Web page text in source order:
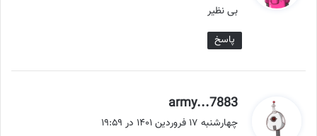
:
بی نظیر
پاسخ
army...7883
ف
چهارشنبه ۱۷ فروردین ۱۴۰۱ در ۱۹:۵۹